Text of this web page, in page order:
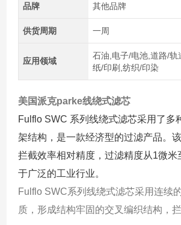
品牌 其他品牌
供货周期 一周
应用领域
石油,电子/电池,道路/轨
纸/印刷,纺织/印染
美国派克parke线绕式滤芯
Fulflo SWC 系列线绕式滤芯采用了多
架结构，是一款经济型的过滤产品。
拦截效率相对精度，过滤精度从1微米
于广泛的工业行业。
Fulflo SWC系列线绕式滤芯采用连续
质，形成结构牢固的交叉编织结构，拦